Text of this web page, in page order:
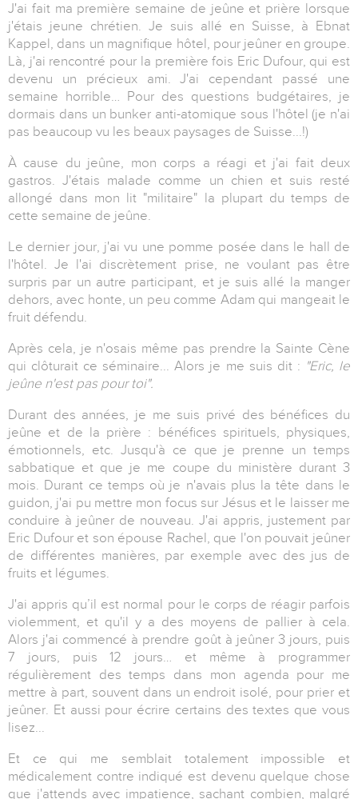
J'ai fait ma première semaine de jeûne et prière lorsque
j'étais jeune chrétien. Je suis allé en Suisse, à Ebnat
Kappel, dans un magnifique hôtel, pour jeûner en groupe.
Là, j'ai rencontré pour la première fois Eric Dufour, qui est
devenu un précieux ami. J'ai cependant passé une
semaine horrible… Pour des questions budgétaires, je
dormais dans un bunker anti-atomique sous l'hôtel (je n'ai
pas beaucoup vu les beaux paysages de Suisse...!)
À cause du jeûne, mon corps a réagi et j'ai fait deux
gastros. J'étais malade comme un chien et suis resté
allongé dans mon lit "militaire" la plupart du temps de
cette semaine de jeûne.
Le dernier jour, j'ai vu une pomme posée dans le hall de
l'hôtel. Je l'ai discrètement prise, ne voulant pas être
surpris par un autre participant, et je suis allé la manger
dehors, avec honte, un peu comme Adam qui mangeait le
fruit défendu.
Après cela, je n'osais même pas prendre la Sainte Cène
qui clôturait ce séminaire... Alors je me suis dit : "Eric, le
jeûne n'est pas pour toi".
Durant des années, je me suis privé des bénéfices du
jeûne et de la prière : bénéfices spirituels, physiques,
émotionnels, etc. Jusqu'à ce que je prenne un temps
sabbatique et que je me coupe du ministère durant 3
mois. Durant ce temps où je n'avais plus la tête dans le
guidon, j'ai pu mettre mon focus sur Jésus et le laisser me
conduire à jeûner de nouveau. J'ai appris, justement par
Eric Dufour et son épouse Rachel, que l'on pouvait jeûner
de différentes manières, par exemple avec des jus de
fruits et légumes.
J'ai appris qu’il est normal pour le corps de réagir parfois
violemment, et qu'il y a des moyens de pallier à cela.
Alors j'ai commencé à prendre goût à jeûner 3 jours, puis
7 jours, puis 12 jours… et même à programmer
régulièrement des temps dans mon agenda pour me
mettre à part, souvent dans un endroit isolé, pour prier et
jeûner. Et aussi pour écrire certains des textes que vous
lisez...
Et ce qui me semblait totalement impossible et
médicalement contre indiqué est devenu quelque chose
que j'attends avec impatience, sachant combien, malgré